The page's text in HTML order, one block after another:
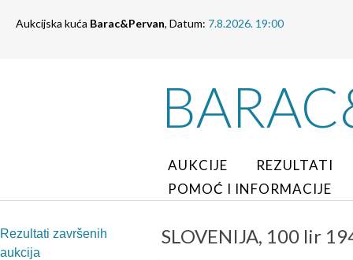
Aukcijska kuća Barac&Pervan, Datum: 7.8.2026. 19:00
AUKCIJE
REZULTATI
POMOĆ I INFORMACIJE
Rezultati završenih
aukcija
SLOVENIJA, 100 lir